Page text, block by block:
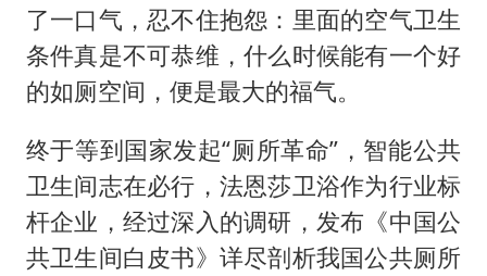
了一口气，忍不住抱怨：里面的空气卫生
条件真是不可恭维，什么时候能有一个好
的如厕空间，便是最大的福气。
终于等到国家发起“厕所革命”，智能公共
卫生间志在必行，法恩莎卫浴作为行业标
杆企业，经过深入的调研，发布《中国公
共卫生间白皮书》详尽剖析我国公共厕所